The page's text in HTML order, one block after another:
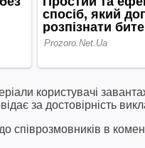
користувачі
за достовірність
в